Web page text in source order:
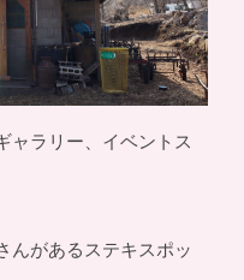
ャラリー、イベントス
んがあるステキスポッ